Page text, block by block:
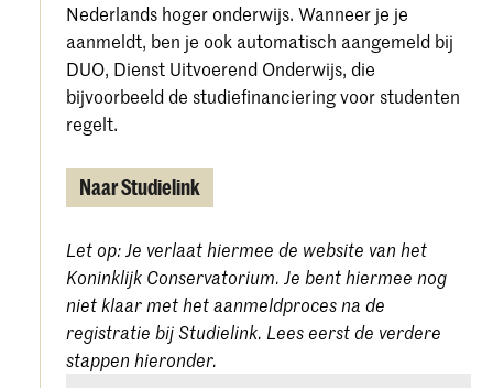
Nederlands hoger onderwijs. Wanneer je je
aanmeldt, ben je ook automatisch aangemeld bij
DUO, Dienst Uitvoerend Onderwijs, die
bijvoorbeeld de studiefinanciering voor studenten
regelt.
Naar Studielink
Let op: Je verlaat hiermee de website van het
Koninklijk Conservatorium. Je bent hiermee nog
niet klaar met het aanmeldproces na de
registratie bij Studielink. Lees eerst de verdere
stappen hieronder.